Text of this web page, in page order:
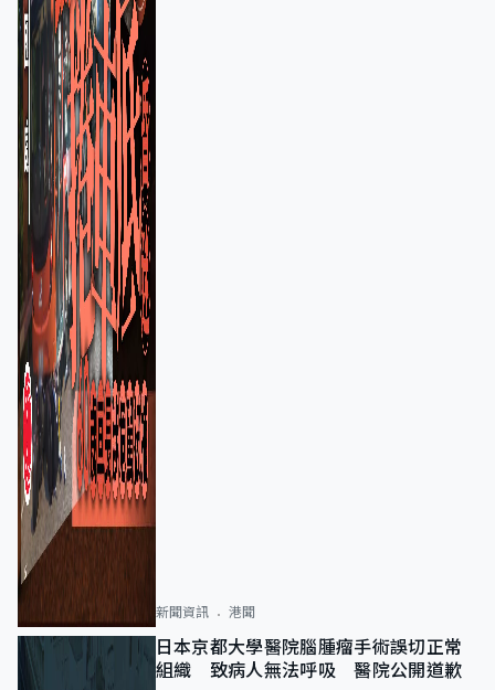
新聞資訊 港聞
日本京都大學醫院腦腫瘤手術誤切正常
組織 致病人無法呼吸 醫院公開道歉